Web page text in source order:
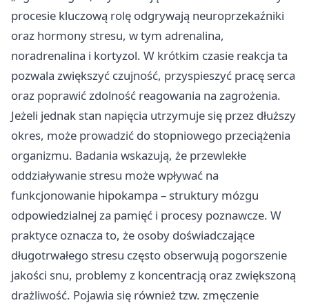
procesie kluczową rolę odgrywają neuroprzekaźniki
oraz hormony stresu, w tym adrenalina,
noradrenalina i kortyzol. W krótkim czasie reakcja ta
pozwala zwiększyć czujność, przyspieszyć pracę serca
oraz poprawić zdolność reagowania na zagrożenia.
Jeżeli jednak stan napięcia utrzymuje się przez dłuższy
okres, może prowadzić do stopniowego przeciążenia
organizmu. Badania wskazują, że przewlekłe
oddziaływanie stresu może wpływać na
funkcjonowanie hipokampa – struktury mózgu
odpowiedzialnej za pamięć i procesy poznawcze. W
praktyce oznacza to, że osoby doświadczające
długotrwałego stresu często obserwują pogorszenie
jakości snu, problemy z koncentracją oraz zwiększoną
drażliwość. Pojawia się również tzw. zmęczenie